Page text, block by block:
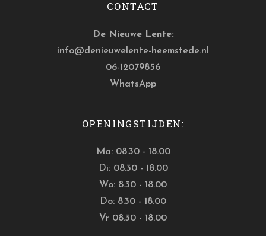
CONTACT
De Nieuwe Lente:
info@denieuwelente-heemstede.nl
06-12079856
WhatsApp
OPENINGSTIJDEN:
Ma: 08.30 - 18.00
Di: 08.30 - 18.00
Wo: 8.30 - 18.00
Do: 8.30 - 18.00
Vr 08.30 - 18.00